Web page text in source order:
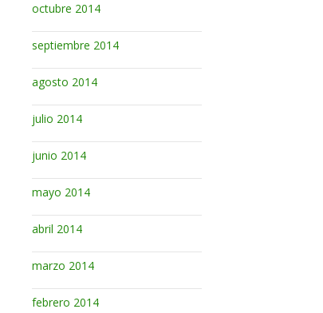
octubre 2014
septiembre 2014
agosto 2014
julio 2014
junio 2014
mayo 2014
abril 2014
marzo 2014
febrero 2014